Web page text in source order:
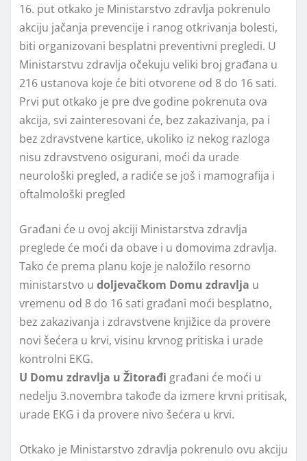
16. put otkako je Ministarstvo zdravlja pokrenulo
akciju jačanja prevencije i ranog otkrivanja bolesti,
biti organizovani besplatni preventivni pregledi. U
Ministarstvu zdravlja očekuju veliki broj građana u
216 ustanova koje će biti otvorene od 8 do 16 sati.
Prvi put otkako je pre dve godine pokrenuta ova
akcija, svi zainteresovani će, bez zakazivanja, pa i
bez zdravstvene kartice, ukoliko iz nekog razloga
nisu zdravstveno osigurani, moći da urade
neurološki pregled, a radiće se još i mamografija i
oftalmološki pregled
Građani će u ovoj akciji Ministarstva zdravlja
preglede će moći da obave i u domovima zdravlja.
Tako će prema planu koje je naložilo resorno
ministarstvo u doljevačkom Domu zdravlja u
vremenu od 8 do 16 sati građani moći besplatno,
bez zakazivanja i zdravstvene knjižice da provere
novi šećera u krvi, visinu krvnog pritiska i urade
kontrolni EKG.
U Domu zdravlja u Žitorađi građani će moći u
nedelju 3.novembra takođe da izmere krvni pritisak,
urade EKG i da provere nivo šećera u krvi.
Otkako je Ministarstvo zdravlja pokrenulo ovu akciju